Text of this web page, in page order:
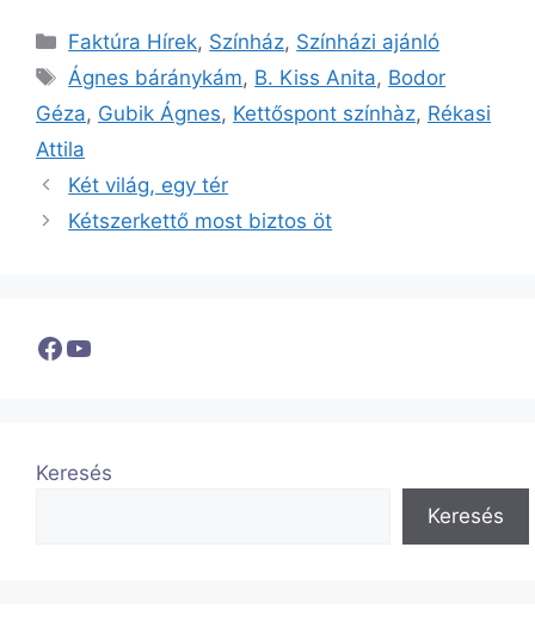
Kategória
Faktúra Hírek, Színház, Színházi ajánló
Címkék
Ágnes báránykám, B. Kiss Anita, Bodor
Géza, Gubik Ágnes, Kettőspont színhàz, Rékasi
Attila
Két világ, egy tér
Kétszerkettő most biztos öt
Facebook
YouTube
Keresés
Keresés